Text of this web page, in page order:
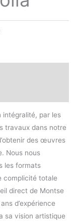
intégralité, par les
travaux dans notre
des œuvres
Nous nous
les formats
complicité totale
direct de Montse
d’expérience
sa vision artistique